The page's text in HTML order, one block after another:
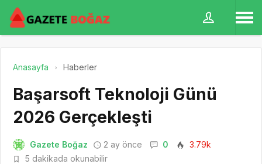
Anasayfa Haberler
Başarsoft Teknoloji Günü
2026 Gerçekleşti
Gazete Boğaz 2 ay önce 0
3.79k
5 dakikada okunabilir